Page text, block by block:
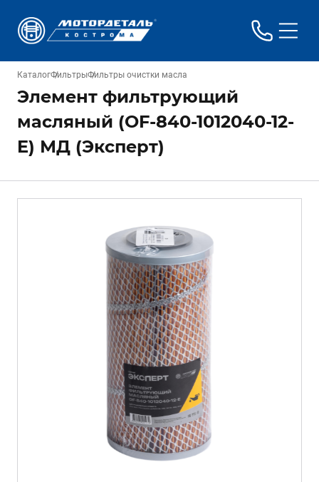
КаталогФильтрыФильтры очистки масла
Элемент фильтрующий
масляный (OF-840-1012040-12-
E) МД (Эксперт)